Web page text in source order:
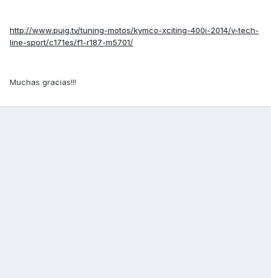
http://www.puig.tv/tuning-motos/kymco-xciting-400i-2014/v-tech-
line-sport/c171es/f1-r187-m5701/
Muchas gracias!!!